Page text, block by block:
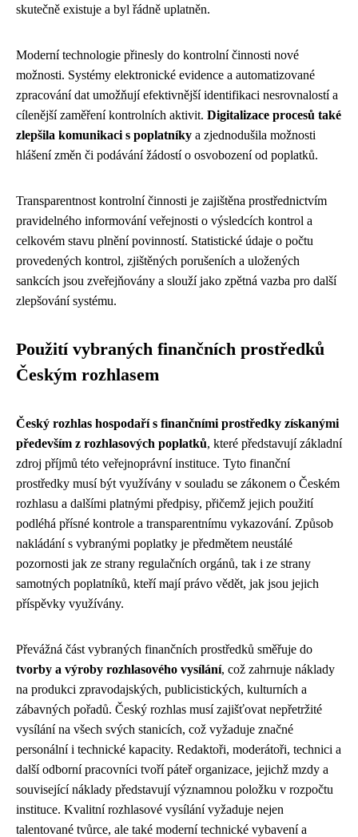
skutečně existuje a byl řádně uplatněn.
Moderní technologie přinesly do kontrolní činnosti nové
možnosti. Systémy elektronické evidence a automatizované
zpracování dat umožňují efektivnější identifikaci nesrovnalostí a
cílenější zaměření kontrolních aktivit. Digitalizace procesů také
zlepšila komunikaci s poplatníky a zjednodušila možnosti
hlášení změn či podávání žádostí o osvobození od poplatků.
Transparentnost kontrolní činnosti je zajištěna prostřednictvím
pravidelného informování veřejnosti o výsledcích kontrol a
celkovém stavu plnění povinností. Statistické údaje o počtu
provedených kontrol, zjištěných porušeních a uložených
sankcích jsou zveřejňovány a slouží jako zpětná vazba pro další
zlepšování systému.
Použití vybraných finančních prostředků
Českým rozhlasem
Český rozhlas hospodaří s finančními prostředky získanými
především z rozhlasových poplatků, které představují základní
zdroj příjmů této veřejnoprávní instituce. Tyto finanční
prostředky musí být využívány v souladu se zákonem o Českém
rozhlasu a dalšími platnými předpisy, přičemž jejich použití
podléhá přísné kontrole a transparentnímu vykazování. Způsob
nakládání s vybranými poplatky je předmětem neustálé
pozornosti jak ze strany regulačních orgánů, tak i ze strany
samotných poplatníků, kteří mají právo vědět, jak jsou jejich
příspěvky využívány.
Převážná část vybraných finančních prostředků směřuje do
tvorby a výroby rozhlasového vysílání, což zahrnuje náklady
na produkci zpravodajských, publicistických, kulturních a
zábavných pořadů. Český rozhlas musí zajišťovat nepřetržité
vysílání na všech svých stanicích, což vyžaduje značné
personální i technické kapacity. Redaktoři, moderátoři, technici a
další odborní pracovníci tvoří páteř organizace, jejichž mzdy a
související náklady představují významnou položku v rozpočtu
instituce. Kvalitní rozhlasové vysílání vyžaduje nejen
talentované tvůrce, ale také moderní technické vybavení a